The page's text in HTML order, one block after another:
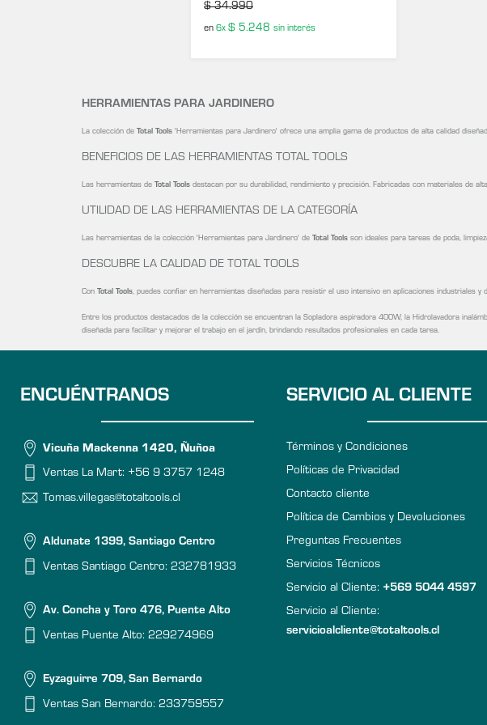
$ 34.990
en 6x $ 5.248 sin interés
HERRAMIENTAS PARA JARDINERO
La colección de Total Tools'Herramientas para Jardinero' ofrece una amplia gama de productos de alta calidad
BENEFICIOS DE LAS HERRAMIENTAS TOTAL TOOLS
Las herramientas de Total Toolsdestacan por su durabilidad, rendimiento y precisión. Fabricadas con materiales de
UTILIDAD DE LAS HERRAMIENTAS DE LA CATEGORÍA
Las herramientas de la colección 'Herramientas para Jardinero' de Total Toolsson ideales para tareas de poda,
DESCUBRE LA CALIDAD DE TOTAL TOOLS
Con Total Tools, puedes confiar en herramientas diseñadas para resistir el uso intensivo en aplicaciones industriales
Entre los productos destacados de la colección se encuentran la Sopladora aspiradora 400W, la Hidrolavadora
diseñada para facilitar y mejorar el trabajo en el jardín, brindando resultados profesionales en cada tarea.
ENCUÉNTRANOS
Vicuña Mackenna 1420, Ñuñoa
Ventas La Mart: +56 9 3757 1248
Tomas.villegas@totaltools.cl
Aldunate 1399, Santiago Centro
Ventas Santiago Centro: 232781933
Av. Concha y Toro 476, Puente Alto
Ventas Puente Alto: 229274969
Eyzaguirre 709, San Bernardo
Ventas San Bernardo: 233759557
SERVICIO AL CLIENTE
Términos y Condiciones
Políticas de Privacidad
Contacto cliente
Política de Cambios y Devoluciones
Preguntas Frecuentes
Servicios Técnicos
Servicio al Cliente: +569 5044 4597
Servicio al Cliente:
servicioalcliente@totaltools.cl